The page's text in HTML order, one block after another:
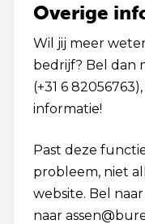
Overige
Wil jij meer
bedrijf? Bel dan
(+31 6
informatie!
Past deze
probleem, niet
website. Bel
naar